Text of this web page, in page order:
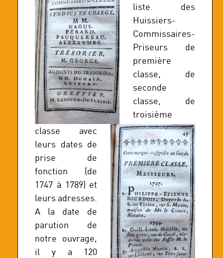
liste des
Huissiers-
Commissaires-
Priseurs de
première
classe, de
seconde
classe, de
troisième
classe avec
leurs dates de
prise de
fonction (de
1747 à 1789) et
leurs adresses.
A la date de
parution de
notre ouvrage,
il y a 120